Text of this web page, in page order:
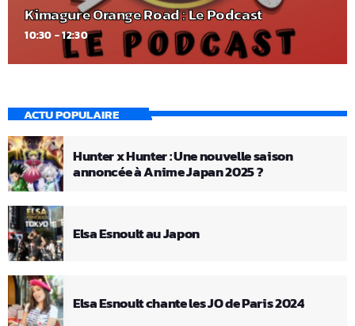
Kimagure Orange Road : Le Podcast
10:30 - 12:30
ACTU POPULAIRE
Hunter x Hunter : Une nouvelle saison
annoncée à Anime Japan 2025 ?
Elsa Esnoult au Japon
Elsa Esnoult chante les JO de Paris 2024